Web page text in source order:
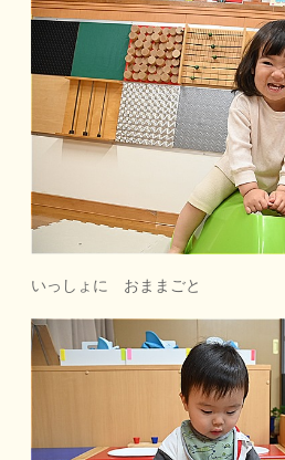
いっしょに おままごと